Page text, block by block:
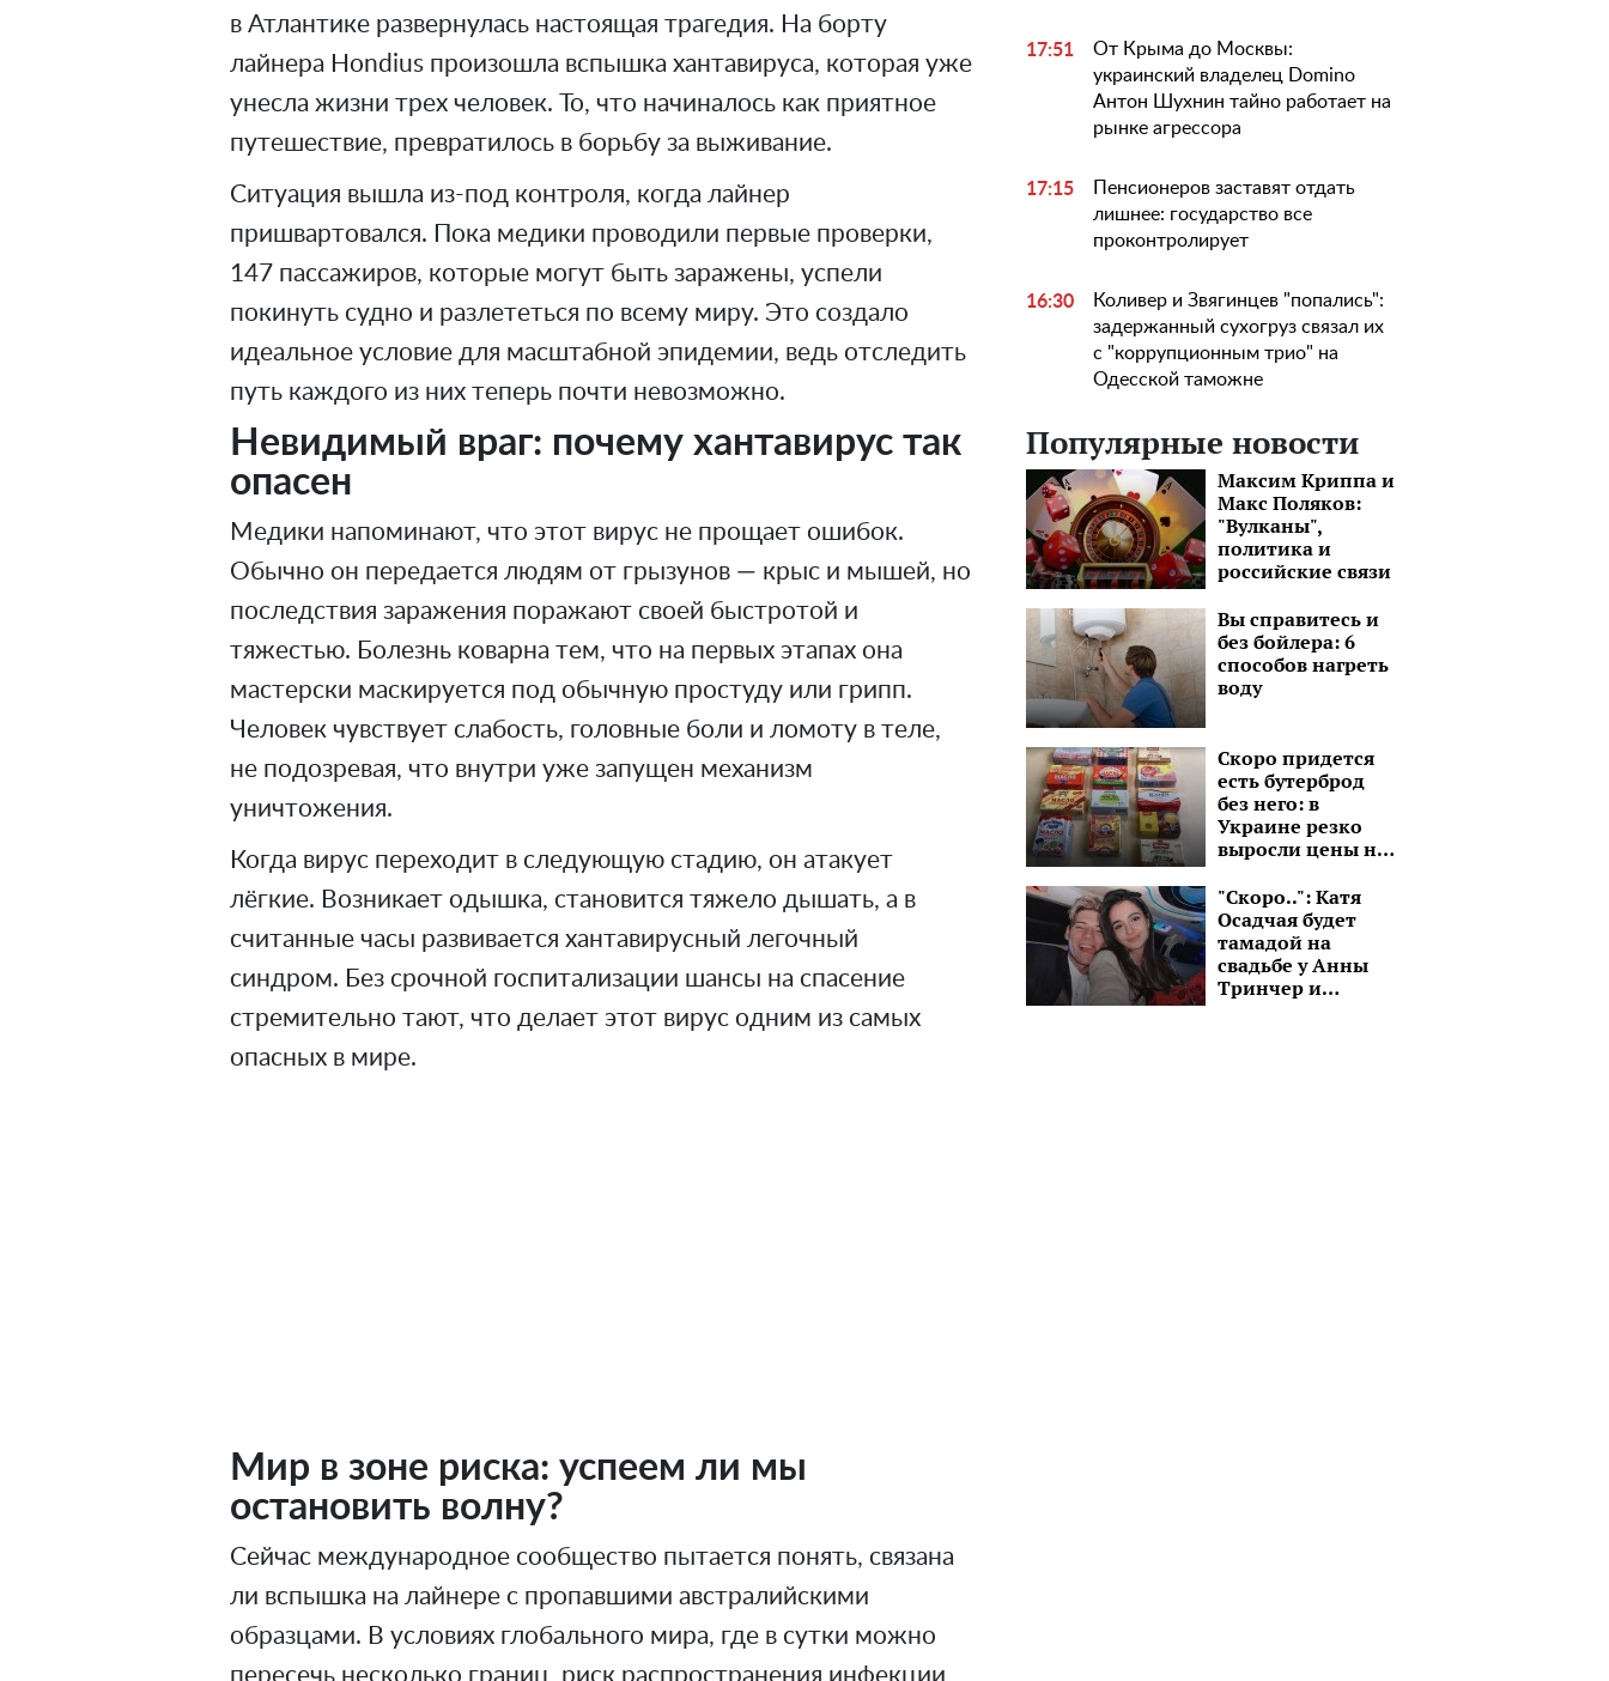
в Атлантике развернулась настоящая трагедия. На борту
лайнера Hondius произошла вспышка хантавируса, которая уже
унесла жизни трех человек. То, что начиналось как приятное
путешествие, превратилось в борьбу за выживание.
Ситуация вышла из-под контроля, когда лайнер
пришвартовался. Пока медики проводили первые проверки,
147 пассажиров, которые могут быть заражены, успели
покинуть судно и разлететься по всему миру. Это создало
идеальное условие для масштабной эпидемии, ведь отследить
путь каждого из них теперь почти невозможно.
Невидимый враг: почему хантавирус так
опасен
Медики напоминают, что этот вирус не прощает ошибок.
Обычно он передается людям от грызунов — крыс и мышей, но
последствия заражения поражают своей быстротой и
тяжестью. Болезнь коварна тем, что на первых этапах она
мастерски маскируется под обычную простуду или грипп.
Человек чувствует слабость, головные боли и ломоту в теле,
не подозревая, что внутри уже запущен механизм
уничтожения.
Когда вирус переходит в следующую стадию, он атакует
лёгкие. Возникает одышка, становится тяжело дышать, а в
считанные часы развивается хантавирусный легочный
синдром. Без срочной госпитализации шансы на спасение
стремительно тают, что делает этот вирус одним из самых
опасных в мире.
Мир в зоне риска: успеем ли мы
остановить волну?
Сейчас международное сообщество пытается понять, связана
ли вспышка на лайнере с пропавшими австралийскими
образцами. В условиях глобального мира, где в сутки можно
пересечь несколько границ, риск распространения инфекции
17:51
От Крыма до Москвы:
украинский владелец Domino
Антон Шухнин тайно работает на
рынке агрессора
17:15
Пенсионеров заставят отдать
лишнее: государство все
проконтролирует
16:30
Коливер и Звягинцев "попались":
задержанный сухогруз связал их
с "коррупционным трио" на
Одесской таможне
Популярные новости
Максим Криппа и
Макс Поляков:
"Вулканы",
политика и
российские связи
Вы справитесь и
без бойлера: 6
способов нагреть
воду
Скоро придется
есть бутерброд
без него: в
Украине резко
выросли цены на
"Скоро..": Катя
Осадчая будет
тамадой на
свадьбе у Анны
Тринчер и